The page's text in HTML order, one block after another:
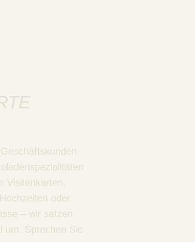
Visitenkarten,
oder
– wir setzen
um. Sprechen Sie